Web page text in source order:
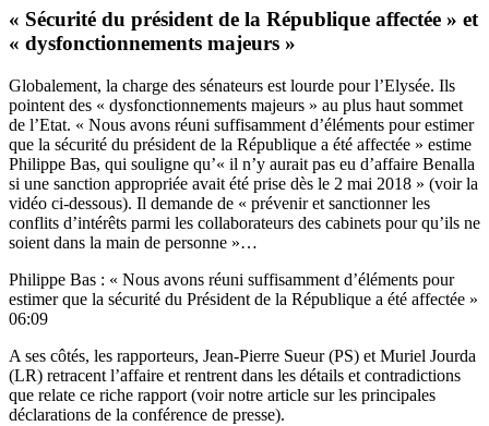
« Sécurité du président de la République affectée » et
« dysfonctionnements majeurs »
Globalement, la charge des sénateurs est lourde pour l’Elysée. Ils
pointent des « dysfonctionnements majeurs » au plus haut sommet
de l’Etat. « Nous avons réuni suffisamment d’éléments pour estimer
que la sécurité du président de la République a été affectée » estime
Philippe Bas, qui souligne qu’« il n’y aurait pas eu d’affaire Benalla
si une sanction appropriée avait été prise dès le 2 mai 2018 » (voir la
vidéo ci-dessous). Il demande de « prévenir et sanctionner les
conflits d’intérêts parmi les collaborateurs des cabinets pour qu’ils ne
soient dans la main de personne »…
Philippe Bas : « Nous avons réuni suffisamment d’éléments pour
estimer que la sécurité du Président de la République a été affectée »
06:09
A ses côtés, les rapporteurs, Jean-Pierre Sueur (PS) et Muriel Jourda
(LR) retracent l’affaire et rentrent dans les détails et contradictions
que relate ce riche rapport (voir notre article sur les principales
déclarations de la conférence de presse).